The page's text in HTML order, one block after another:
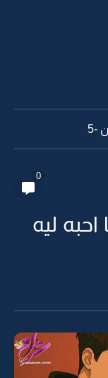
-5
0
احبه ليه